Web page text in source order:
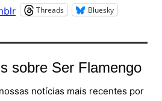
Threads Bluesky
sobre Ser Flamengo
notícias mais recentes por